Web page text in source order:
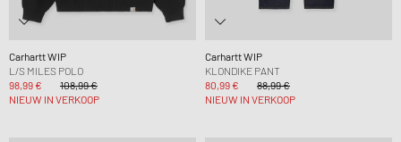
Carhartt WIP
L/S MILES POLO
98,99 €
108,99 €
NIEUW IN VERKOOP
Carhartt WIP
KLONDIKE PANT
80,99 €
88,99 €
NIEUW IN VERKOOP